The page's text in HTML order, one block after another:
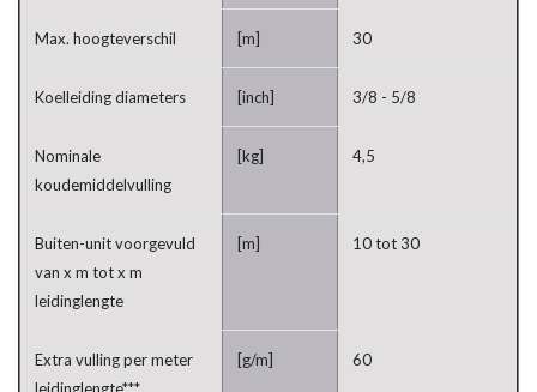
Max. hoogteverschil [m] 30
Koelleiding diameters [inch] 3/8 - 5/8
Nominale
koudemiddelvulling
[kg] 4,5
Buiten-unit voorgevuld
van x m tot x m
leidinglengte
[m] 10 tot 30
Extra vulling per meter
[g/m] 60